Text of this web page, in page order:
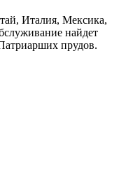
Италия, Мексика,
найдет
прудов.